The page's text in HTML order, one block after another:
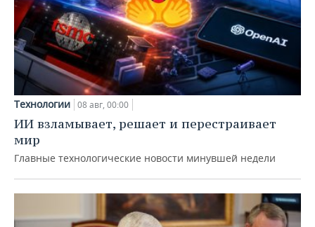
Технологии 08 авг, 00:00
ИИ взламывает, решает и перестраивает
мир
Главные технологические новости минувшей недели